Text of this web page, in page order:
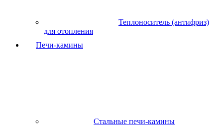
Теплоноситель (антифриз)
для отопления
Печи-камины
Стальные печи-камины